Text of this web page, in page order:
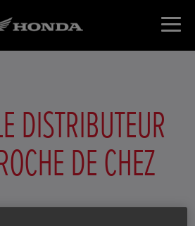
DISTRIBUTEUR
DE CHEZ